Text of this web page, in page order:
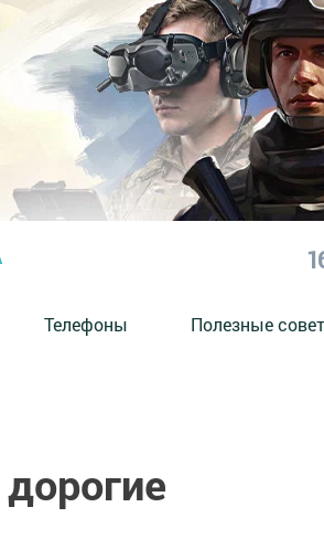
Телефоны Полезные